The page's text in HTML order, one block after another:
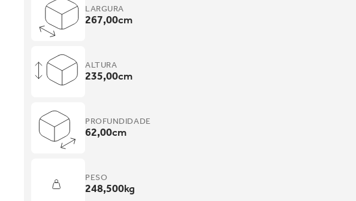
LARGURA
267,00cm
ALTURA
235,00cm
PROFUNDIDADE
62,00cm
PESO
248,500kg